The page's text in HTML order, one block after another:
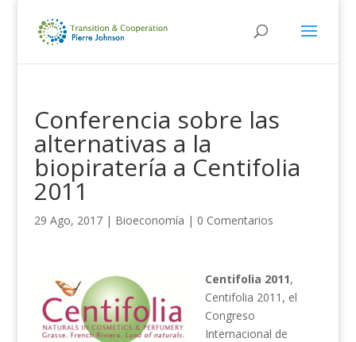
Conferencia sobre las
alternativas a la
biopiratería a Centifolia
2011
29 Ago, 2017| Bioeconomía | 0 Comentarios
Centifolia 2011,
Centifolia 2011, el
Congreso
Internacional de